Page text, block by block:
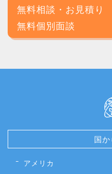
無料相談・お見積り
無料個別面談
国
アメリカ